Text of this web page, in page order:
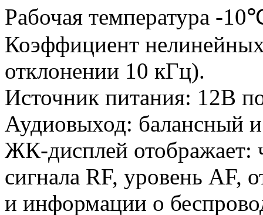
Рабочая температура -
Коэффициент
отклонении 10 кГц).
Источник питания: 12В
Аудиовыход: балансный
ЖК-дисплей отображает:
сигнала RF, уровень AF,
и информации о